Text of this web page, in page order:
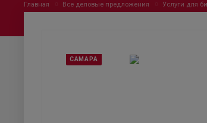
Главная Все деловые предложения Услуги для
САМАРА